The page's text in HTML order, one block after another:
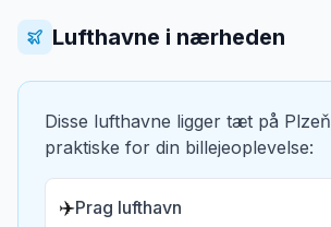
Lufthavne i nærheden
Disse lufthavne ligger tæt på Plzeň
praktiske for din billejeoplevelse:
✈️Prag lufthavn